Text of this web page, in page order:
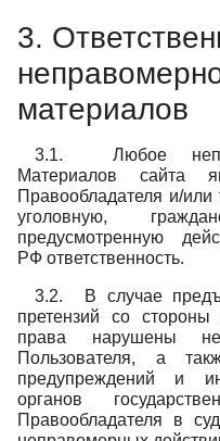
3.
материалов
3.1. Любое
Материалов сайта
Правообладателя и/или
уголовную,
предусмотренную
РФ ответственность.
3.2. В случае
претензий со стороны
права нарушены
Пользователя, а
предупреждений и
органов
Правообладателя в